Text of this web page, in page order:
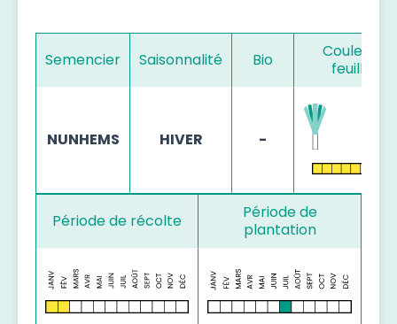
Semencier Saisonnalité Bio
Couleur de
feuillage
NUNHEMS HIVER -
Période de récolte
Période de
plantation